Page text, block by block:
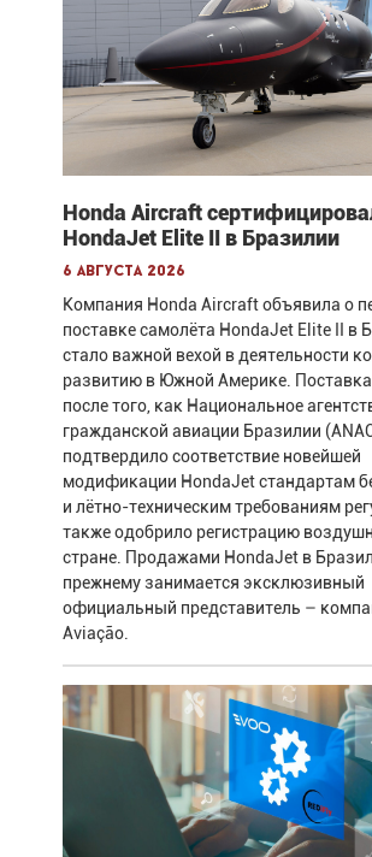
Honda Aircraft
HondaJet Elite II в Бразилии
6 августа 2026
Компания Honda Aircraft объявила о
поставке самолёта HondaJet Elite II в
стало важной вехой в деятельности
развитию в Южной Америке. Поставка
после того, как Национальное
гражданской авиации Бразилии
подтвердило соответствие новейшей
модификации HondaJet стандартам
и лётно-техническим требованиям
также одобрило регистрацию
стране. Продажами HondaJet в
прежнему занимается эксклюзивный
официальный представитель –
Aviação.